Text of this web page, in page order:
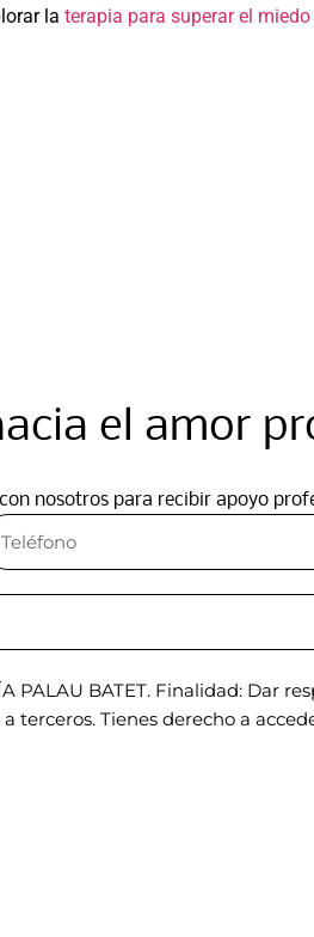
la terapia para superar el
el amor
nosotros para recibir apoyo
PALAU BATET. Finalidad: Dar
Tienes derecho a